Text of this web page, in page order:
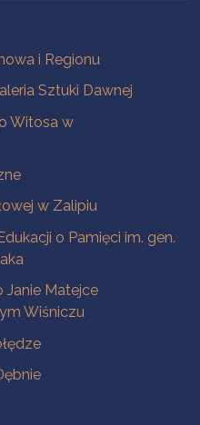
i Regionu
Sztuki Dawnej
Witosa w
w Zalipiu
o Pamięci im. gen.
Janie Matejce
Wiśniczu